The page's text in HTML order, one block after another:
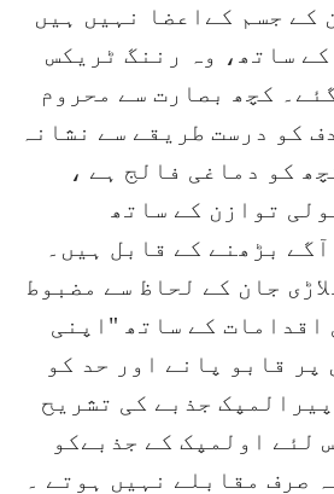
کے جسم کےاعضا نہیں ہیں
ساتھ، وہ رننگ ٹریکس
کچھ بصارت سے محروم
کو درست طریقے سے نشانہ
کو دماغی فالج ہے ،
توازن کے ساتھ
بڑھنے کے قابل ہیں۔
جان کے لحاظ سے مضبوط
اقدامات کے ساتھ "اپنی
پر قابو پانے اور حد کو
جذبے کی تشریح
لئے اولمپک کے جذبےکو
صرف مقابلے نہیں ہوتے ۔